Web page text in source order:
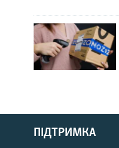
Русский
QırımtatarПІДТРИМКА